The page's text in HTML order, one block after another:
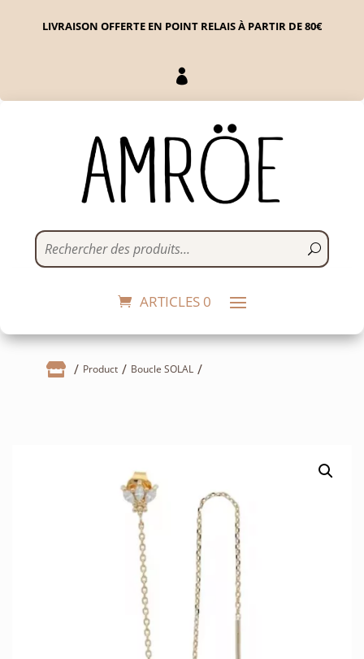
LIVRAISON OFFERTE EN POINT RELAIS À PARTIR DE 80€

ARTICLES 0
 Product Boucle SOLAL
Spaghetti al Limone